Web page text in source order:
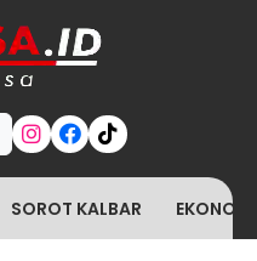
SOROT KALBAR